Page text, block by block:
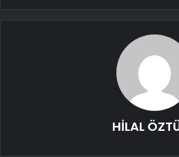
HİLAL